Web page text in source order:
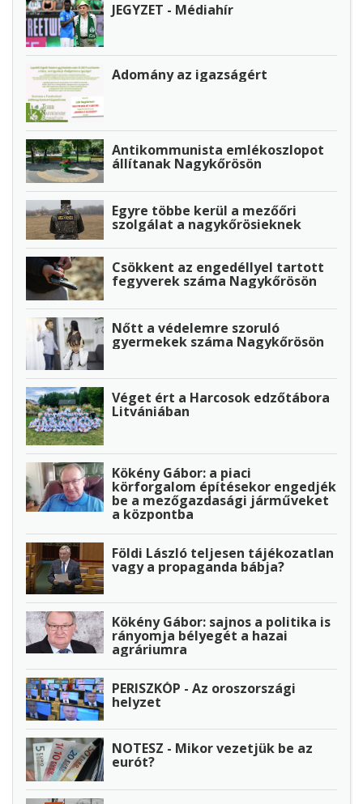
JEGYZET - Médiahír
Adomány az igazságért
Antikommunista emlékoszlopot
állítanak Nagykőrösön
Egyre többe kerül a mezőőri
szolgálat a nagykőrösieknek
Csökkent az engedéllyel tartott
fegyverek száma Nagykőrösön
Nőtt a védelemre szoruló
gyermekek száma Nagykőrösön
Véget ért a Harcosok edzőtábora
Litvániában
Kökény Gábor: a piaci
körforgalom építésekor engedjék
be a mezőgazdasági járműveket
a központba
Földi László teljesen tájékozatlan
vagy a propaganda bábja?
Kökény Gábor: sajnos a politika is
rányomja bélyegét a hazai
agráriumra
PERISZKÓP - Az oroszországi
helyzet
NOTESZ - Mikor vezetjük be az
eurót?